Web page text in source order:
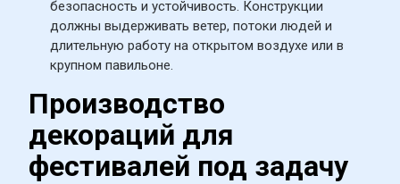
безопасность и устойчивость. Конструкции
должны выдерживать ветер, потоки людей и
длительную работу на открытом воздухе или в
крупном павильоне.
Производство
декораций для
фестивалей под задачу